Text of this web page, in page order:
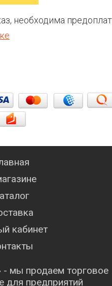
необходима
кабинет
- мы продаем торговое
для предприятий